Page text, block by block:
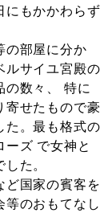
にもかかわらず
の部屋に分か
ルサイユ宮殿の
の数々、 特に
寄せたもので豪
た。最も格式の
ズ で女神と
た。
ど国家の賓客を
等のおもてなし